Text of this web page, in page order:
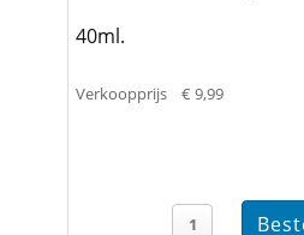
40ml.
Verkoopprijs € 9,99